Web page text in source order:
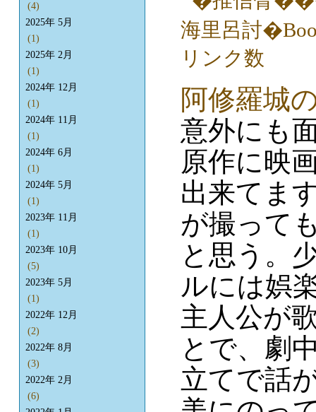
阿修羅城
意外にも
原作に映
出来てま
が撮って
と思う。
ルには娯
主人公が
とで、劇
立てで話
(4)
2025年 5月
(1)
2025年 2月
(1)
2024年 12月
(1)
2024年 11月
(1)
2024年 6月
(1)
2024年 5月
(1)
2023年 11月
(1)
2023年 10月
(5)
2023年 5月
(1)
2022年 12月
(2)
2022年 8月
(3)
2022年 2月
(6)